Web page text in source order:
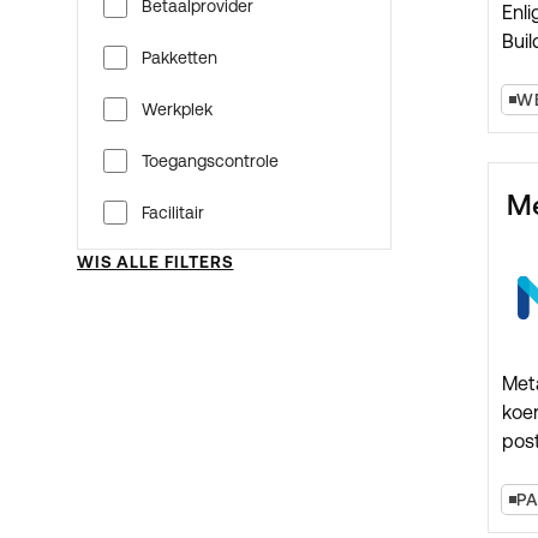
Betaalprovider
Pakketten
Werkplek
Toegangscontrole
Facilitair
WIS ALLE FILTERS